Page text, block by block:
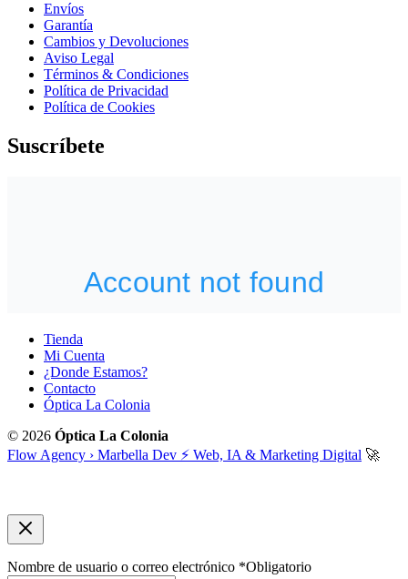
Envíos
Garantía
Cambios y Devoluciones
Aviso Legal
Términos & Condiciones
Política de Privacidad
Política de Cookies
Suscríbete
Tienda
Mi Cuenta
¿Donde Estamos?
Contacto
Óptica La Colonia
© 2026 Óptica La Colonia
Flow Agency › Marbella Dev ⚡️ Web, IA & Marketing Digital 🚀
Nombre de usuario o correo electrónico *Obligatorio